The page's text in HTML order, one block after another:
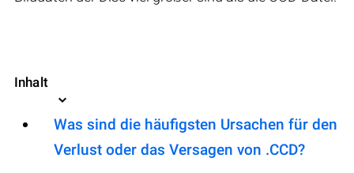
Inhalt
Was sind die häufigsten Ursachen für den
Verlust oder das Versagen von .CCD?